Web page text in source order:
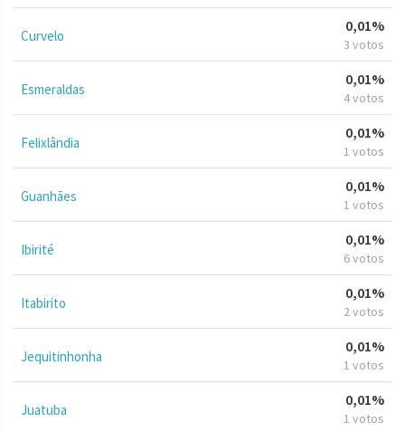
Curvelo
0,01%
3 votos
Esmeraldas
0,01%
4 votos
Felixlândia
0,01%
1 votos
Guanhães
0,01%
1 votos
Ibirité
0,01%
6 votos
Itabirito
0,01%
2 votos
Jequitinhonha
0,01%
1 votos
Juatuba
0,01%
1 votos